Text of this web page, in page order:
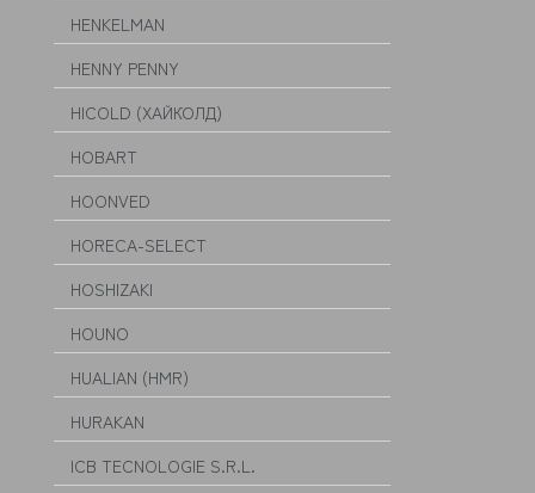
HENKELMAN
HENNY PENNY
HICOLD (ХАЙКОЛД)
HOBART
HOONVED
HORECA-SELECT
HOSHIZAKI
HOUNO
HUALIAN (HMR)
HURAKAN
ICB TECNOLOGIE S.R.L.